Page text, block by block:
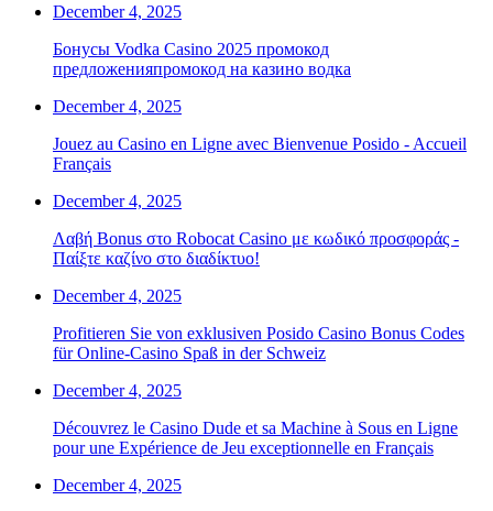
December 4, 2025
Бонусы Vodka Casino 2025 промокод
предложенияпромокод на казино водка
December 4, 2025
Jouez au Casino en Ligne avec Bienvenue Posido - Accueil
Français
December 4, 2025
Λαβή Bonus στο Robocat Casino με κωδικό προσφοράς -
Παίξτε καζίνο στο διαδίκτυο!
December 4, 2025
Profitieren Sie von exklusiven Posido Casino Bonus Codes
für Online-Casino Spaß in der Schweiz
December 4, 2025
Découvrez le Casino Dude et sa Machine à Sous en Ligne
pour une Expérience de Jeu exceptionnelle en Français
December 4, 2025